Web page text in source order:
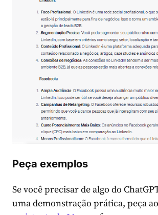
Peça exemplos
Se você precisar de algo do
uma demonstração prática, peça